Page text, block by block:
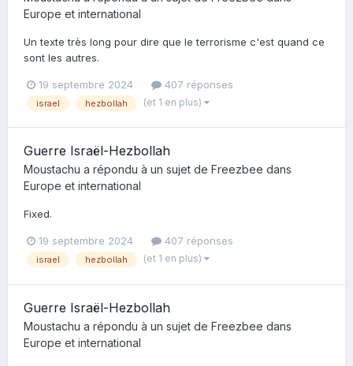
Europe et international
Un texte très long pour dire que le terrorisme c'est quand ce
sont les autres.
19 septembre 2024 407 réponses
israel hezbollah (et 1 en plus)
Guerre Israël-Hezbollah
Moustachu a répondu à un sujet de Freezbee dans
Europe et international
Fixed.
19 septembre 2024 407 réponses
israel hezbollah (et 1 en plus)
Guerre Israël-Hezbollah
Moustachu a répondu à un sujet de Freezbee dans
Europe et international